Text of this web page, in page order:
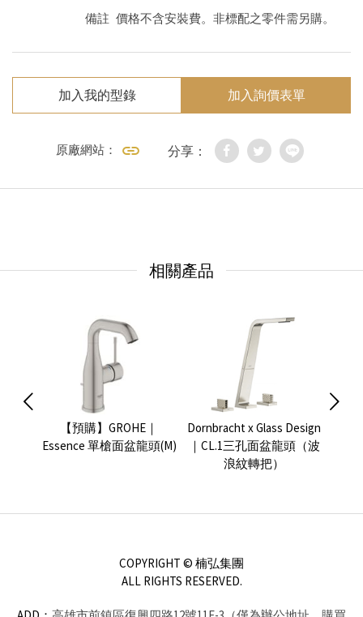
備註 價格不含安裝費。非標配之零件需另購。
加入我的型錄 加入詢價表單
原廠網站： 分享：
相關產品
【預購】GROHE｜
Essence 單槍面盆龍頭(M)
Dornbracht x Glass Design
｜CL.1三孔面盆龍頭（波
浪紋轉把）
COPYRIGHT © 楠弘集團
ALL RIGHTS RESERVED.